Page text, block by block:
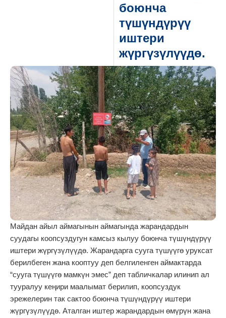
боюнча
түшүндүрүү
иштери
жүргүзүлүүдө.
Майдан айыл аймагынын аймагында жарандардын
суудагы коопсуздугун камсыз кылуу боюнча түшүндүрүү
иштери жүргүзүлүүдө. Жарандарга сууга түшүүгө уруксат
берилбеген жана кооптуу деп белгиленген аймактарда
“сууга түшүүгө мамкүн эмес” деп табличкалар илинип ал
тууралуу кеңири маалымат берилип, коопсуздук
эрежелерин так сактоо боюнча түшүндүрүү иштери
жүргүзүлүүдө. Аталган иштер жарандардын өмүрүн жана